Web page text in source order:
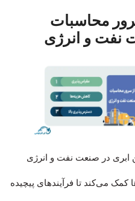
محاسبات
نفت و انرژی
ابری در صنعت نفت و انرژی
می‌کند تا فرآیندهای پیچیده